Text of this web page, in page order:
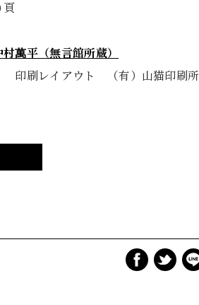
萬平（無言館所蔵）
刷レイアウト （有）山猫印刷所